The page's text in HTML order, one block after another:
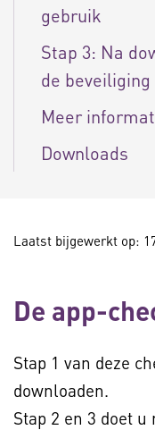
gebruik
Stap 3: Na
de beveiliging
Meer
Downloads
Laatst bijgewerkt op:
De app-
Stap 1 van deze
downloaden.
Stap 2 en 3 doet